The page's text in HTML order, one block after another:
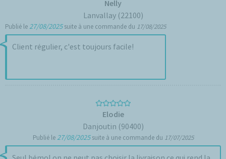
Nelly
Lanvallay (22100)
Publié le27/08/2025suite à une commande du 17/08/2025
Client régulier, c'est toujours facile!
Elodie
Danjoutin (90400)
Publié le27/08/2025suite à une commande du 17/07/2025